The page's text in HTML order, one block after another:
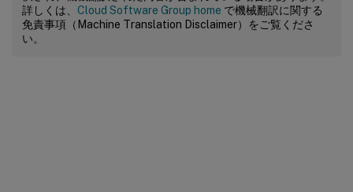
詳しくは、 Cloud Software Group home で機械翻訳に関する
免責事項（Machine Translation Disclaimer）をご覧くださ
い。